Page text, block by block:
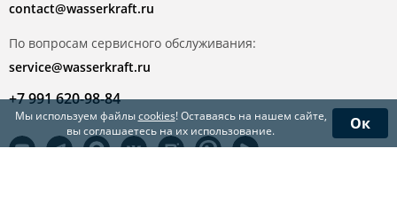
Мы используем файлыcookies! Оставаясь на нашем сайте,
вы соглашаетесь на их использование.
Ок
contact@wasserkraft.ru
По вопросам сервисного обслуживания:
service@wasserkraft.ru
+7 991 620-98-84